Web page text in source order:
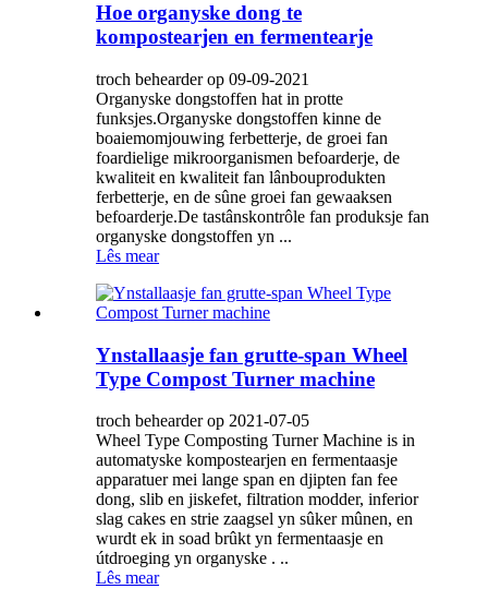
Hoe organyske dong te
kompostearjen en fermentearje
troch behearder op 09-09-2021
Organyske dongstoffen hat in protte
funksjes.Organyske dongstoffen kinne de
boaiemomjouwing ferbetterje, de groei fan
foardielige mikroorganismen befoarderje, de
kwaliteit en kwaliteit fan lânbouprodukten
ferbetterje, en de sûne groei fan gewaaksen
befoarderje.De tastânskontrôle fan produksje fan
organyske dongstoffen yn ...
Lês mear
Ynstallaasje fan grutte-span Wheel
Type Compost Turner machine
troch behearder op 2021-07-05
Wheel Type Composting Turner Machine is in
automatyske kompostearjen en fermentaasje
apparatuer mei lange span en djipten fan fee
dong, slib en jiskefet, filtration modder, inferior
slag cakes en strie zaagsel yn sûker mûnen, en
wurdt ek in soad brûkt yn fermentaasje en
útdroeging yn organyske . ..
Lês mear